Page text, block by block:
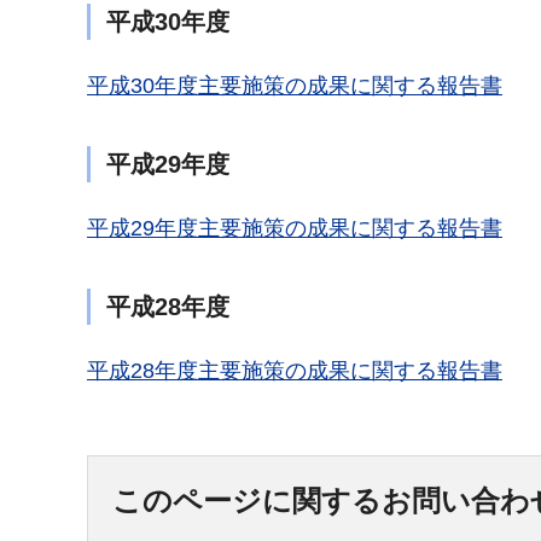
平成30年度
平成30年度主要施策の成果に関する報告書
平成29年度
平成29年度主要施策の成果に関する報告書
平成28年度
平成28年度主要施策の成果に関する報告書
このページに関するお問い合わ